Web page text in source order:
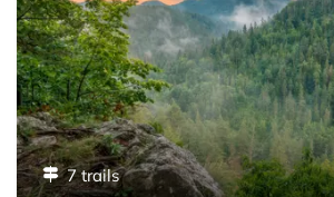
7 trails